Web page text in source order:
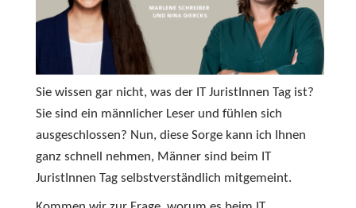
Sie wissen gar nicht, was der IT JuristInnen Tag ist?
Sie sind ein männlicher Leser und fühlen sich
ausgeschlossen? Nun, diese Sorge kann ich Ihnen
ganz schnell nehmen, Männer sind beim IT
JuristInnen Tag selbstverständlich mitgemeint.